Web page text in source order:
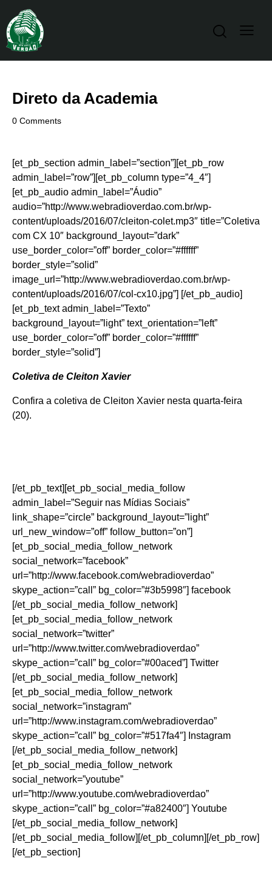
Direto da Academia
0 Comments
[et_pb_section admin_label=”section”][et_pb_row
admin_label=”row”][et_pb_column type=”4_4″]
[et_pb_audio admin_label=”Áudio”
audio=”http://www.webradioverdao.com.br/wp-
content/uploads/2016/07/cleiton-colet.mp3″ title=”Coletiva
com CX 10″ background_layout=”dark”
use_border_color=”off” border_color=”#ffffff”
border_style=”solid”
image_url=”http://www.webradioverdao.com.br/wp-
content/uploads/2016/07/col-cx10.jpg”] [/et_pb_audio]
[et_pb_text admin_label=”Texto”
background_layout=”light” text_orientation=”left”
use_border_color=”off” border_color=”#ffffff”
border_style=”solid”]
Coletiva de Cleiton Xavier
Confira a coletiva de Cleiton Xavier nesta quarta-feira
(20).
[/et_pb_text][et_pb_social_media_follow
admin_label=”Seguir nas Mídias Sociais”
link_shape=”circle” background_layout=”light”
url_new_window=”off” follow_button=”on”]
[et_pb_social_media_follow_network
social_network=”facebook”
url=”http://www.facebook.com/webradioverdao”
skype_action=”call” bg_color=”#3b5998″] facebook
[/et_pb_social_media_follow_network]
[et_pb_social_media_follow_network
social_network=”twitter”
url=”http://www.twitter.com/webradioverdao”
skype_action=”call” bg_color=”#00aced”] Twitter
[/et_pb_social_media_follow_network]
[et_pb_social_media_follow_network
social_network=”instagram”
url=”http://www.instagram.com/webradioverdao”
skype_action=”call” bg_color=”#517fa4″] Instagram
[/et_pb_social_media_follow_network]
[et_pb_social_media_follow_network
social_network=”youtube”
url=”http://www.youtube.com/webradioverdao”
skype_action=”call” bg_color=”#a82400″] Youtube
[/et_pb_social_media_follow_network]
[/et_pb_social_media_follow][/et_pb_column][/et_pb_row]
[/et_pb_section]